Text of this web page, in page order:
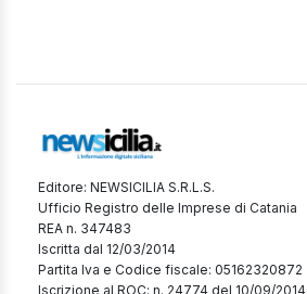
Editore: NEWSICILIA S.R.L.S.
Ufficio Registro delle Imprese di Catania
REA n. 347483
Iscritta dal 12/03/2014
Partita Iva e Codice fiscale: 05162320872
Iscrizione al ROC: n. 24774 del 10/09/2014